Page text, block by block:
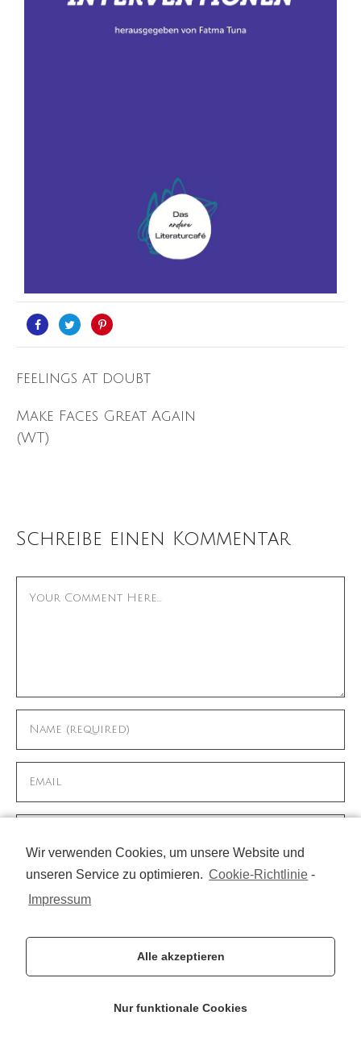
Wir verwenden Cookies, um unsere Website und
unseren Service zu optimieren. Cookie-Richtlinie -
Impressum
Alle akzeptieren
Nur funktionale Cookies
feelings at doubt
Make Faces Great Again
(WT)
Schreibe einen Kommentar
Name, E-Mail-Adresse und Website in diesem
Browser für meinen nächsten Kommentar